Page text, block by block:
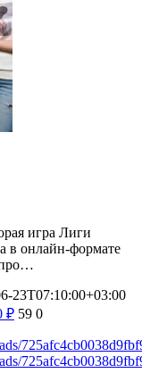
игра Лиги
в онлайн-формате
про…
23T07:10:00+03:00
₽ 59 0